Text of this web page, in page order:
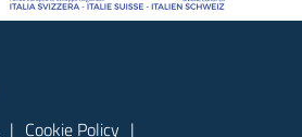
Cookie Policy